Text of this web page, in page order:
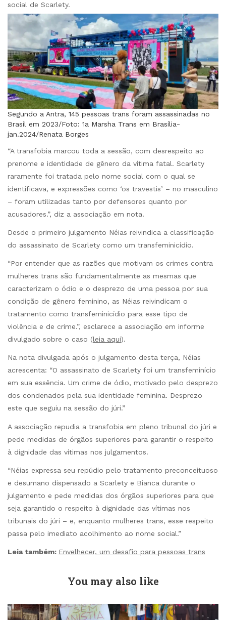
social de Scarlety.
Segundo a Antra, 145 pessoas trans foram assassinadas no
Brasil em 2023/Foto: 1a Marsha Trans em Brasília-
jan.2024/Renata Borges
“A transfobia marcou toda a sessão, com desrespeito ao
prenome e identidade de gênero da vítima fatal. Scarlety
raramente foi tratada pelo nome social com o qual se
identificava, e expressões como ‘os travestis’ – no masculino
– foram utilizadas tanto por defensores quanto por
acusadores.”, diz a associação em nota.
Desde o primeiro julgamento Néias reivindica a classificação
do assassinato de Scarlety como um transfeminicídio.
“Por entender que as razões que motivam os crimes contra
mulheres trans são fundamentalmente as mesmas que
caracterizam o ódio e o desprezo de uma pessoa por sua
condição de gênero feminino, as Néias reivindicam o
tratamento como transfeminicídio para esse tipo de
violência e de crime.”, esclarece a associação em informe
divulgado sobre o caso (leia aqui).
Na nota divulgada após o julgamento desta terça, Néias
acrescenta: “O assassinato de Scarlety foi um transfeminício
em sua essência. Um crime de ódio, motivado pelo desprezo
dos condenados pela sua identidade feminina. Desprezo
este que seguiu na sessão do júri.”
A associação repudia a transfobia em pleno tribunal do júri e
pede medidas de órgãos superiores para garantir o respeito
à dignidade das vítimas nos julgamentos.
“Néias expressa seu repúdio pelo tratamento preconceituoso
e desumano dispensado a Scarlety e Bianca durante o
julgamento e pede medidas dos órgãos superiores para que
seja garantido o respeito à dignidade das vítimas nos
tribunais do júri – e, enquanto mulheres trans, esse respeito
passa pelo imediato acolhimento ao nome social.”
Leia também: Envelhecer, um desafio para pessoas trans
You may also like